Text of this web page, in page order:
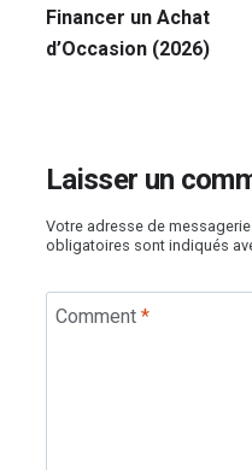
Financer un Achat
d’Occasion (2026)
Laisser un
Votre adresse de
obligatoires sont indiqués
Comment *